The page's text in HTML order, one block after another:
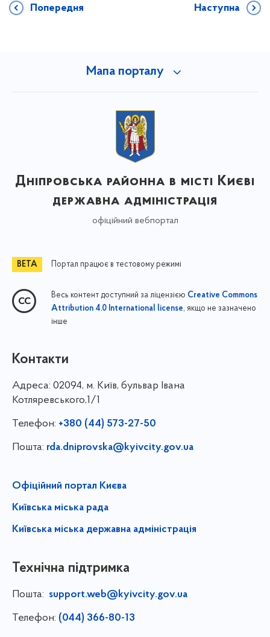
Попередня Наступна
Мапа порталу
Дніпровська районна в місті Києві
державна адміністрація
офіційний вебпортал
Портал працює в тестовому режимі
Весь контент доступний за ліцензією Creative Commons
Attribution 4.0 International license, якщо не зазначено
інше
Контакти
Адреса: 02094, м. Київ, бульвар Івана
Котляревського,1/1
Телефон: +380 (44) 573-27-50
Пошта: rda.dniprovska@kyivcity.gov.ua
Офіційний портал Києва
Київська міська рада
Київська міська державна адміністрація
Технічна підтримка
Пошта: support.web@kyivcity.gov.ua
Телефон: (044) 366-80-13